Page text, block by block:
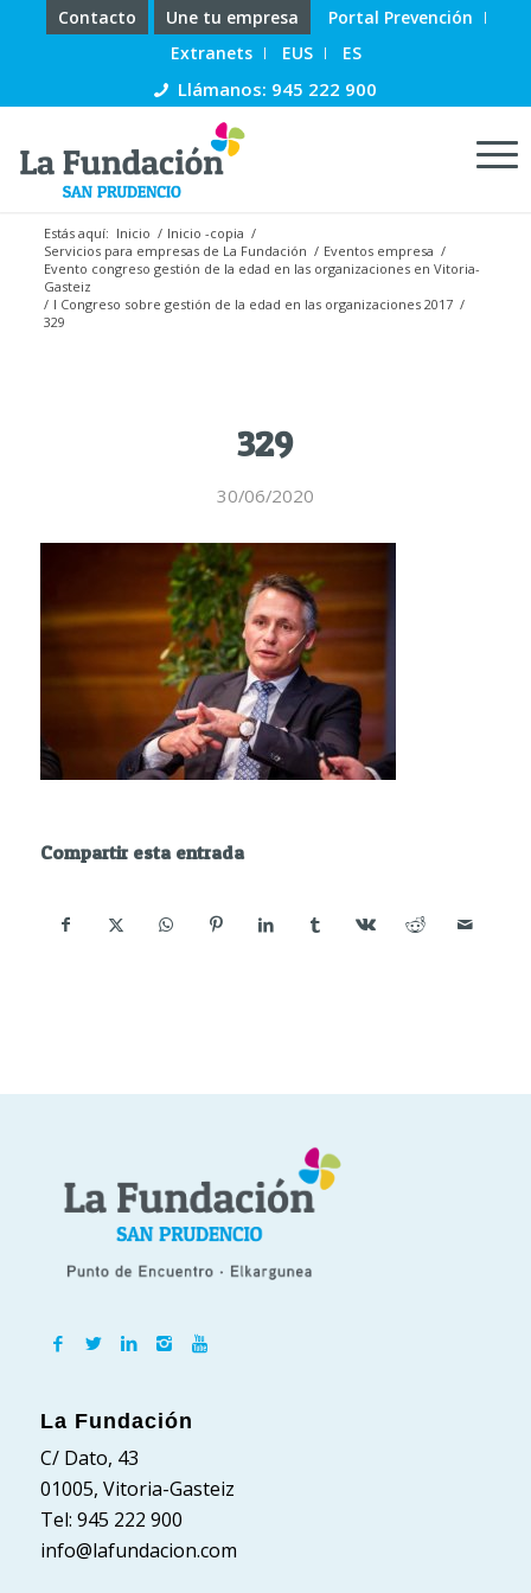
Contacto Une tu empresa
Portal Prevención
Extranets
EUS ES
Llámanos: 945 222 900
Estás aquí: Inicio / Inicio -copia /
Servicios para empresas de La Fundación / Eventos empresa /
Evento congreso gestión de la edad en las organizaciones en Vitoria-
Gasteiz
/ I Congreso sobre gestión de la edad en las organizaciones 2017 /
329
329
30/06/2020
Compartir esta entrada
La Fundación
C/ Dato, 43
01005, Vitoria-Gasteiz
Tel: 945 222 900
info@lafundacion.com